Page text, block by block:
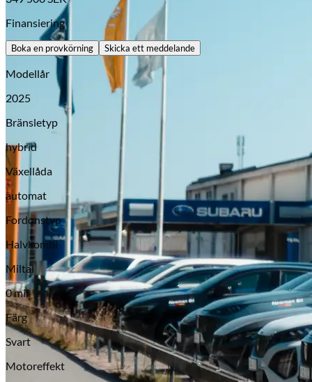
Opel
Serviceverkstad
Finansiering
Boka en provkörning Skicka ett meddelande
Modellår
2025
Bränsletyp
hybrid
Växellåda
automat
Fordonstyp
Halvkombi
Miltal
0 mil
Färg
Svart
Motoreffekt